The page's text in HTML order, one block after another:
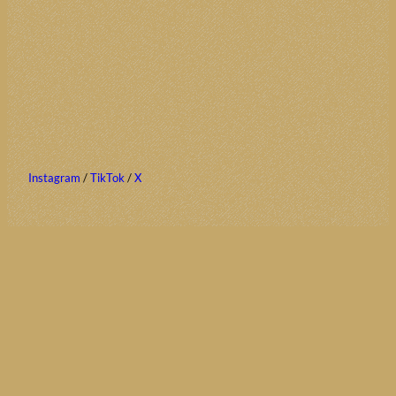
Instagram/TikTok/X